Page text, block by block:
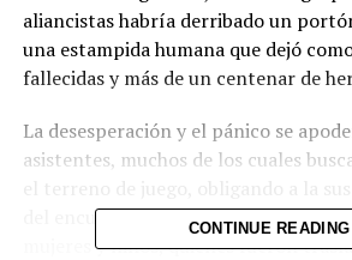
aliancistashabría derribadoun
una estampidahumana que dejó
fallecidasymás deun centenar de
La desesperacióny el pánico se
asistentes, muchos de los cuales
encuentro.Entreloslesionados
mujeresyniños,quienesfueron
CONTINUE READING